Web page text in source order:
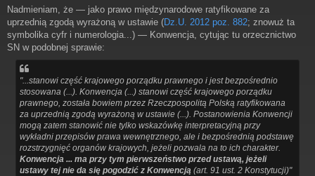
s
t
Nadmieniam, że — jako prawo międzynarodowe ratyfikowane za
uprzednią zgodą wyrażoną w ustawie (Dz.U. 2012 poz. 882; znowuż ta
symbolika cyfr i numerologia...) — Konwencja, cytując tu orzecznictwo
SN w podobnej sprawie:
"...stanowi część krajowego porządku prawnego i jest bezpośrednio
stosowana (...). Konwencja (...) stanowi część krajowego porządku
prawnego, została bowiem przez Rzeczpospolitą Polską ratyfikowana
za uprzednią zgodą wyrażoną w ustawie (...). Postanowienia Konwencji
mogą zatem stanowić nie tylko wskazówkę interpretacyjną przy
wykładni przepisów prawa wewnętrznego, ale i bezpośrednią podstawę
rozstrzygnięć organów krajowych, jeżeli pozwala na to ich charakter.
Konwencja ... ma przy tym pierwszeństwo przed ustawą, jeżeli
ustawy tej nie da się pogodzić z Konwencją (art. 91 ust. 2 Konstytucji)"